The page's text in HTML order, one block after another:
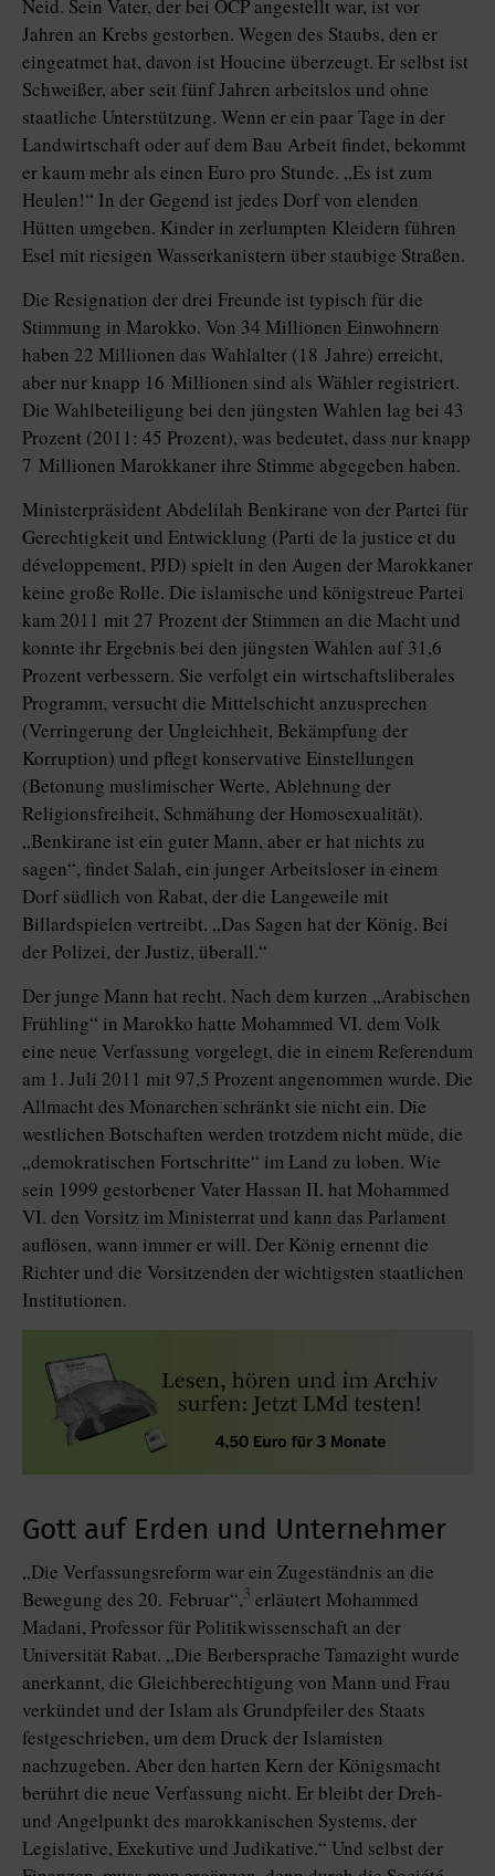
Neid. Sein Vater, der bei OCP angestellt war, ist vor
Jahren an Krebs gestorben. Wegen des Staubs, den er
eingeatmet hat, davon ist Houcine überzeugt. Er selbst ist
Schweißer, aber seit fünf Jahren arbeitslos und ohne
staatliche Unterstützung. Wenn er ein paar Tage in der
Landwirtschaft oder auf dem Bau Arbeit findet, bekommt
er kaum mehr als einen Euro pro Stunde. „Es ist zum
Heulen!“ In der Gegend ist jedes Dorf von elenden
Hütten umgeben. Kinder in zerlumpten Kleidern führen
Esel mit riesigen Wasserkanistern über staubige Straßen.
Die Resignation der drei Freunde ist typisch für die
Stimmung in Marokko. Von 34 Millionen Einwohnern
haben 22 Millionen das Wahlalter (18 Jahre) erreicht,
aber nur knapp 16 Mil­lionen sind als Wähler registriert.
Die Wahlbeteiligung bei den jüngsten Wahlen lag bei 43
Prozent (2011: 45 Prozent), was bedeutet, dass nur knapp
7 Millionen Marokkaner ihre Stimme abgegeben haben.
Ministerpräsident Abdelilah Benkirane von der Partei für
Gerechtigkeit und Entwicklung (Parti de la jus­tice et du
développement, PJD) spielt in den Augen der Marokkaner
keine große Rolle. Die islamische und königstreue Partei
kam 2011 mit 27 Prozent der Stimmen an die Macht und
konnte ihr Ergebnis bei den jüngsten Wahlen auf 31,6
Prozent verbessern. Sie verfolgt ein wirtschaftsliberales
Programm, versucht die Mittelschicht anzusprechen
(Verringerung der Ungleichheit, Bekämpfung der
Korruption) und pflegt konservative Einstellungen
(Betonung muslimischer Werte, Ablehnung der
Religionsfreiheit, Schmähung der Homosexualität).
„Benkirane ist ein guter Mann, aber er hat nichts zu
sagen“, findet Salah, ein junger Arbeitsloser in einem
Dorf südlich von Rabat, der die Langeweile mit
Billardspielen vertreibt. „Das Sagen hat der König. Bei
der Polizei, der Justiz, überall.“
Der junge Mann hat recht. Nach dem kurzen „Arabischen
Frühling“ in Marokko hatte Mohammed VI. dem Volk
eine neue Verfassung vorgelegt, die in einem Referendum
am 1. Juli 2011 mit 97,5 Prozent angenommen wurde. Die
Allmacht des Monarchen schränkt sie nicht ein. Die
westlichen Botschaften werden trotzdem nicht müde, die
„demokratischen Fortschritte“ im Land zu loben. Wie
sein 1999 gestorbener Vater Hassan II. hat Mohammed
VI. den Vorsitz im Ministerrat und kann das Parlament
auflösen, wann immer er will. Der König ernennt die
Richter und die Vorsitzenden der wichtigsten staatlichen
Institutionen.
Gott auf Erden und Unternehmer
„Die Verfassungsreform war ein Zugeständnis an die
Bewegung des 20. Februar“,3 erläutert Mohammed
Madani, Professor für Politikwissenschaft an der
Universität Rabat. „Die Berbersprache Tamazight wurde
anerkannt, die Gleichberechtigung von Mann und Frau
verkündet und der Islam als Grundpfeiler des Staats
festgeschrieben, um dem Druck der Islamisten
nachzugeben. Aber den harten Kern der Königsmacht
berührt die neue Verfassung nicht. Er bleibt der Dreh-
und Angelpunkt des marokkanischen Systems, der
Legislative, Exekutive und Judikative.“ Und selbst der